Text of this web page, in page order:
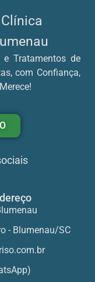
e Tratamentos de
com Confiança,
- Blumenau/SC